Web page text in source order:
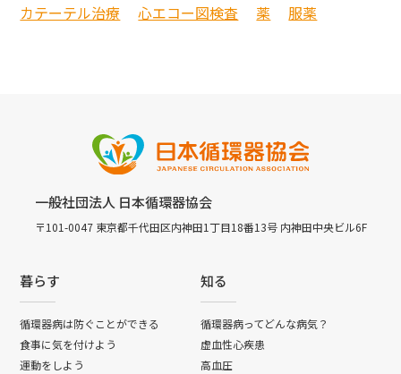
カテーテル治療 心エコー図検査 薬 服薬
一般社団法人 日本循環器協会
〒101-0047 東京都千代田区内神田1丁目18番13号 内神田中央ビル6F
暮らす
循環器病は防ぐことができる
食事に気を付けよう
運動をしよう
知る
循環器病ってどんな病気？
虚血性心疾患
高血圧